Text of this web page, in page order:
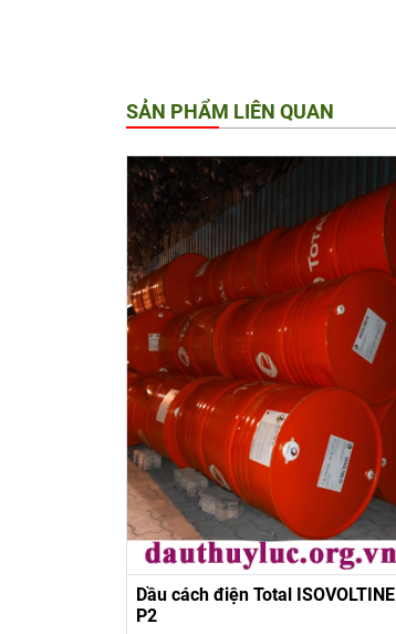
SẢN PHẨM LIÊN QUAN
Dầu cách điện Total ISOVOLTINE
P2